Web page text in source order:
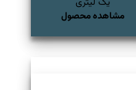
مشاهده محصول